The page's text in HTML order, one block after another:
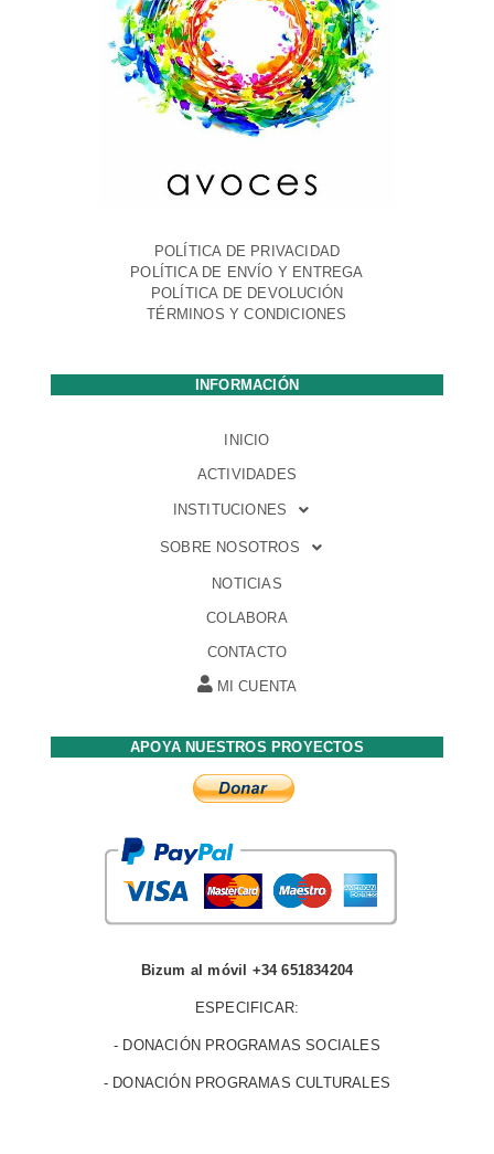
POLÍTICA DE PRIVACIDAD
POLÍTICA DE ENVÍO Y ENTREGA
POLÍTICA DE DEVOLUCIÓN
TÉRMINOS Y CONDICIONES
INFORMACIÓN
INICIO
ACTIVIDADES
INSTITUCIONES
SOBRE NOSOTROS
NOTICIAS
COLABORA
CONTACTO
MI CUENTA
APOYA NUESTROS PROYECTOS
Bizum al móvil +34 651834204
ESPECIFICAR:
- DONACIÓN PROGRAMAS SOCIALES
- DONACIÓN PROGRAMAS CULTURALES